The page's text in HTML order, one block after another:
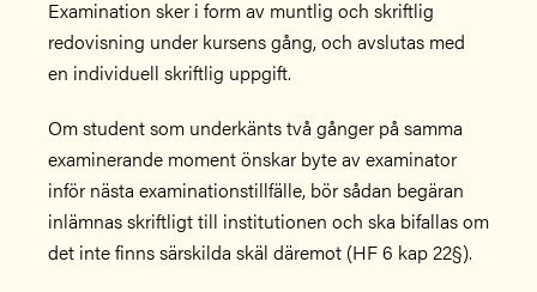
Examination sker i form av muntlig och skriftlig
redovisning under kursens gång, och avslutas med
en individuell skriftlig uppgift.
Om student som underkänts två gånger på samma
examinerande moment önskar byte av examinator
inför nästa examinationstillfälle, bör sådan begäran
inlämnas skriftligt till institutionen och ska bifallas om
det inte finns särskilda skäl däremot (HF 6 kap 22§).